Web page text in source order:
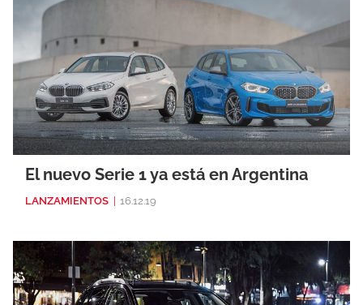
El nuevo Serie 1 ya está en Argentina
LANZAMIENTOS 16.12.19